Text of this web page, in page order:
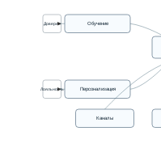
Обучение
Доверие
Персонализация
Лояльность
Каналы